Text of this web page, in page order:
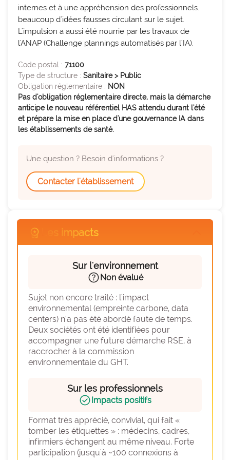
Parcours de médecine
Périnatalité
expertise_perinatalite
Pharmacie Stérilisation
expertise_pharmacie_steril
Psychiatrie Santé Mentale
expertise_psychiatrie_sante_mentale
SMR
expertise_smr
Soins critiques
expertise_soins_critiques
Urgences
expertise_urgences
internes et à une appréhension des professionnels.
beaucoup d'idées fausses circulant sur le sujet.
L'impulsion a aussi été nourrie par les travaux de
l'ANAP (Challenge plannings automatisés par l'IA).
Code postal : 71100
Type de structure : Sanitaire > Public
Obligation réglementaire : NON
Pas d'obligation réglementaire directe, mais la démarche
anticipe le nouveau référentiel HAS attendu durant l'été
et prépare la mise en place d'une gouvernance IA dans
les établissements de santé.
Une question ? Besoin d'informations ?
Contacter l'établissement
workspace_premium Les impacts
Sur l'environnement
helpNon évalué
Sujet non encore traité : l'impact
environnemental (empreinte carbone, data
centers) n'a pas été abordé faute de temps.
Deux sociétés ont été identifiées pour
accompagner une future démarche RSE, à
raccrocher à la commission
environnementale du GHT.
Sur les professionnels
check_circleImpacts positifs
Format très apprécié, convivial, qui fait «
tomber les étiquettes » : médecins, cadres,
infirmiers échangent au même niveau. Forte
participation (jusqu'à ~100 connexions à